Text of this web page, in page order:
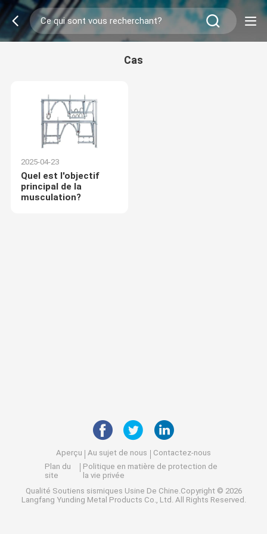
Cas
2025-04-23
Quel est l'objectif
principal de la
musculation?
Aperçu Au sujet de nous
Contactez-nous
Plan du
site
Politique en matière de protection de
la vie privée
Qualité Soutiens sismiques Usine De Chine.Copyright © 2026
Langfang Yunding Metal Products Co., Ltd. All Rights Reserved.